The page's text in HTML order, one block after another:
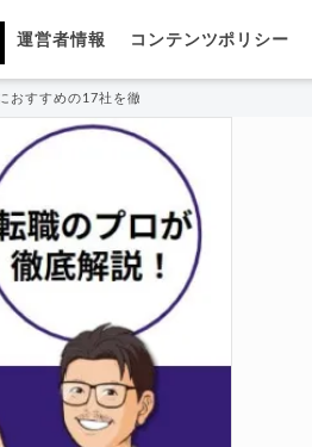
運営者情報 コンテンツポリシー
おすすめの17社を徹底比較